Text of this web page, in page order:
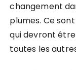
changement
plumes. Ce
qui devront
toutes les